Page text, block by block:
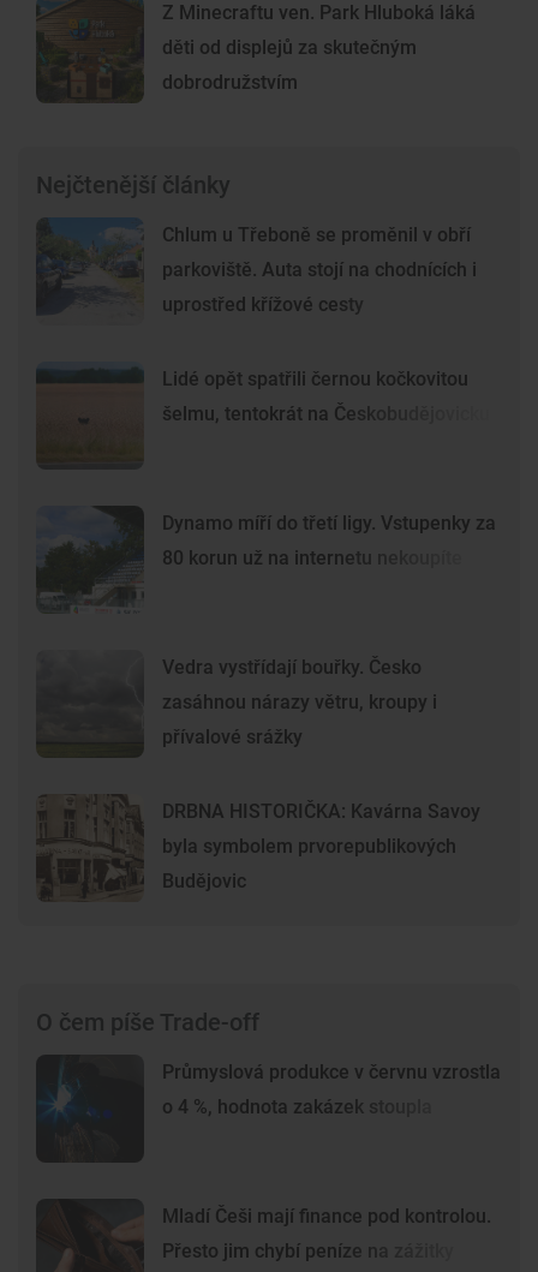
Z Minecraftu ven. Park Hluboká láká
děti od displejů za skutečným
dobrodružstvím
Nejčtenější články
Chlum u Třeboně se proměnil v obří
parkoviště. Auta stojí na chodnících i
uprostřed křížové cesty
Lidé opět spatřili černou kočkovitou
šelmu, tentokrát na Českobudějovicku
Dynamo míří do třetí ligy. Vstupenky za
80 korun už na internetu nekoupíte
Vedra vystřídají bouřky. Česko
zasáhnou nárazy větru, kroupy i
přívalové srážky
DRBNA HISTORIČKA: Kavárna Savoy
byla symbolem prvorepublikových
Budějovic
O čem píše Trade-off
Průmyslová produkce v červnu vzrostla
o 4 %, hodnota zakázek stoupla
Mladí Češi mají finance pod kontrolou.
Přesto jim chybí peníze na zážitky